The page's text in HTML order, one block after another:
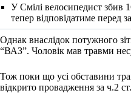
У Смілі велосипедист збив
тепер відповідатиме перед
Однак внаслідок потужного
“ВАЗ”. Чоловік мав травми
Тож поки що усі обставини
відкрито провадження за ч.2